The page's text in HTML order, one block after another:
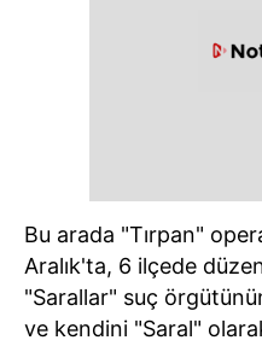
Bu arada "Tırpan"
Aralık'ta, 6 ilçede
"Sarallar" suç
ve kendini "Saral"